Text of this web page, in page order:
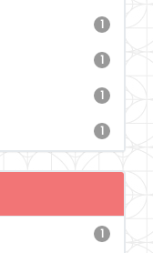
1
1
1
1
1